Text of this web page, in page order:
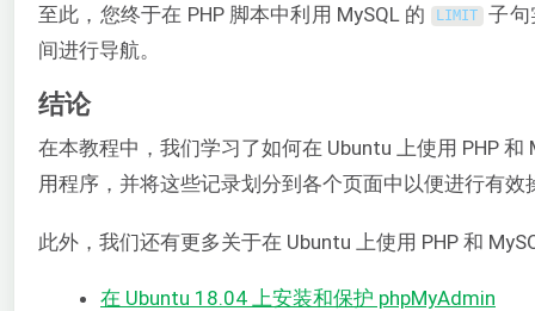
至此，您终于在 PHP 脚本中利用 MySQL 的 LIMIT
子句
间进行导航。
结论
在本教程中，我们学习了如何在 Ubuntu 上使用 PHP
用程序，并将这些记录划分到各个页面中以便进行有效
此外，我们还有更多关于在 Ubuntu 上使用 PHP 和
在 Ubuntu 18.04 上安装和保护 phpMyAdmin